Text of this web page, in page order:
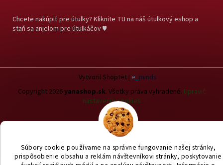
Súbory cookie používame na správne fungovanie našej stránky,
prispôsobenie obsahu a reklám návštevníkovi stránky, poskytovanie
Chcete nakúpiť pre útulky? Kliknite TU na náš útulkový eshop a
staň sa anjelom pre útulkáčov ♥
Vytvoril Shoptet| e_ minds
Copyright 2026yanashop.sk. Všetky práva vyhradené. Upraviť
nastavenie cookies